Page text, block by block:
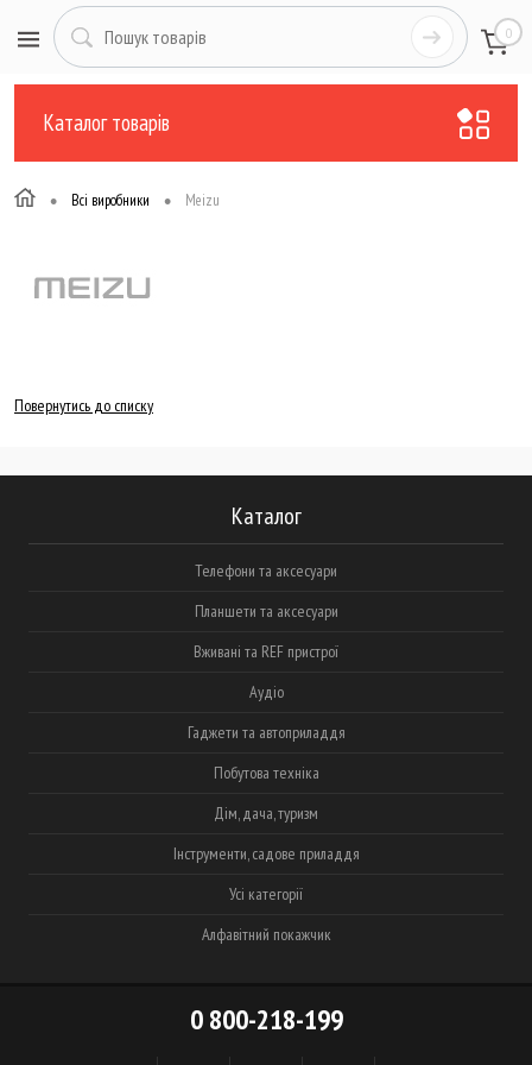
0
Каталог товарів
• Всі виробники • Meizu
Повернутись до списку
Каталог
Телефони та аксесуари
Планшети та аксесуари
Вживані та REF пристрої
Аудіо
Гаджети та автоприладдя
Побутова техніка
Дім, дача, туризм
Інструменти, садове приладдя
Усі категорії
Алфавітний покажчик
0 800-218-199